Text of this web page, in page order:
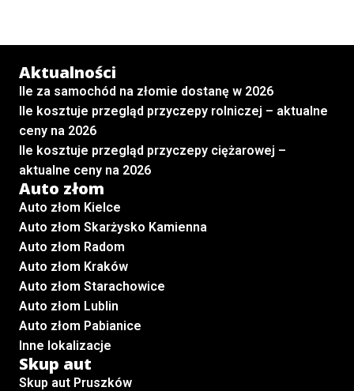
Aktualności
Ile za samochód na złomie dostanę w 2026
Ile kosztuje przegląd przyczepy rolniczej – aktualne
ceny na 2026
Ile kosztuje przegląd przyczepy ciężarowej –
aktualne ceny na 2026
Auto złom
Auto złom Kielce
Auto złom Skarżysko Kamienna
Auto złom Radom
Auto złom Kraków
Auto złom Starachowice
Auto złom Lublin
Auto złom Pabianice
Inne lokalizacje
Skup aut
Skup aut Pruszków